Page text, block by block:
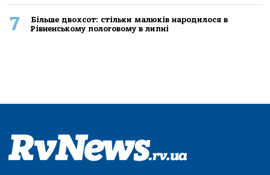
7
Більше двохсот: стільки малюків народилося в
Рівненському пологовому в липні